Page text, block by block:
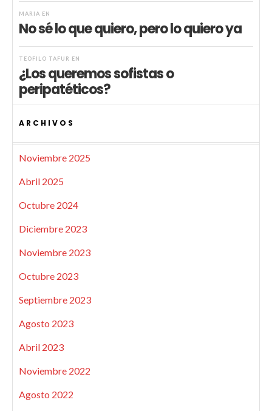
MARIA EN
No sé lo que quiero, pero lo quiero ya
TEÓFILO TAFUR EN
¿Los queremos sofistas o
peripatéticos?
ARCHIVOS
Noviembre 2025
Abril 2025
Octubre 2024
Diciembre 2023
Noviembre 2023
Octubre 2023
Septiembre 2023
Agosto 2023
Abril 2023
Noviembre 2022
Agosto 2022